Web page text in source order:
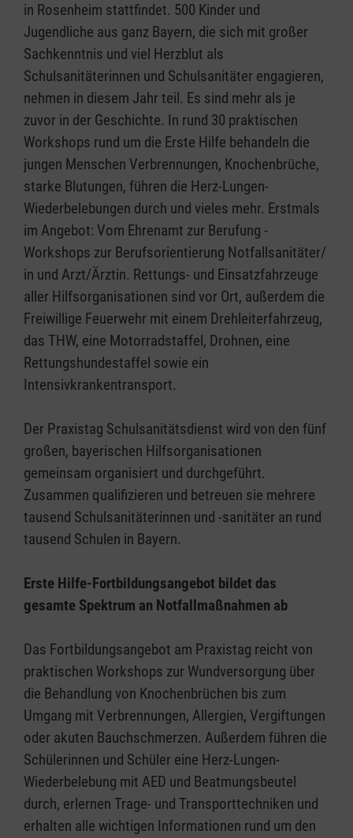
in Rosenheim stattfindet. 500 Kinder und
Jugendliche aus ganz Bayern, die sich mit großer
Sachkenntnis und viel Herzblut als
Schulsanitäterinnen und Schulsanitäter engagieren,
nehmen in diesem Jahr teil. Es sind mehr als je
zuvor in der Geschichte. In rund 30 praktischen
Workshops rund um die Erste Hilfe behandeln die
jungen Menschen Verbrennungen, Knochenbrüche,
starke Blutungen, führen die Herz-Lungen-
Wiederbelebungen durch und vieles mehr. Erstmals
im Angebot: Vom Ehrenamt zur Berufung -
Workshops zur Berufsorientierung Notfallsanitäter/
in und Arzt/Ärztin. Rettungs- und Einsatzfahrzeuge
aller Hilfsorganisationen sind vor Ort, außerdem die
Freiwillige Feuerwehr mit einem Drehleiterfahrzeug,
das THW, eine Motorradstaffel, Drohnen, eine
Rettungshundestaffel sowie ein
Intensivkrankentransport.
Der Praxistag Schulsanitätsdienst wird von den fünf
großen, bayerischen Hilfsorganisationen
gemeinsam organisiert und durchgeführt.
Zusammen qualifizieren und betreuen sie mehrere
tausend Schulsanitäterinnen und -sanitäter an rund
tausend Schulen in Bayern.
Erste Hilfe-Fortbildungsangebot bildet das
gesamte Spektrum an Notfallmaßnahmen ab
Das Fortbildungsangebot am Praxistag reicht von
praktischen Workshops zur Wundversorgung über
die Behandlung von Knochenbrüchen bis zum
Umgang mit Verbrennungen, Allergien, Vergiftungen
oder akuten Bauchschmerzen. Außerdem führen die
Schülerinnen und Schüler eine Herz-Lungen-
Wiederbelebung mit AED und Beatmungsbeutel
durch, erlernen Trage- und Transporttechniken und
erhalten alle wichtigen Informationen rund um den